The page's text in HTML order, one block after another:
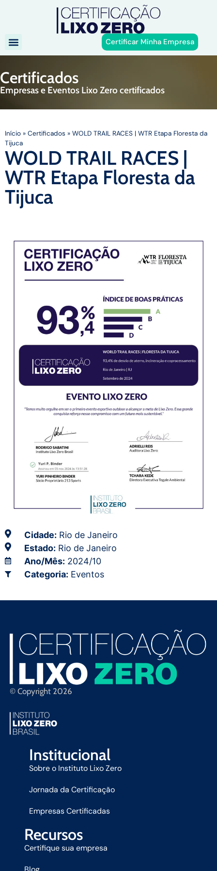
Certificar Minha Empresa
Certificados
Empresas e Eventos Lixo Zero certificados
Início » Certificados » WOLD TRAIL RACES | WTR Etapa Floresta da
Tijuca
WOLD TRAIL RACES |
WTR Etapa Floresta da
Tijuca
Cidade: Rio de Janeiro
Estado: Rio de Janeiro
Ano/Mês: 2024/10
Categoria: Eventos
© Copyright 2026
Institucional
Sobre o Instituto Lixo Zero
Jornada da Certificação
Empresas Certificadas
Recursos
Certifique sua empresa